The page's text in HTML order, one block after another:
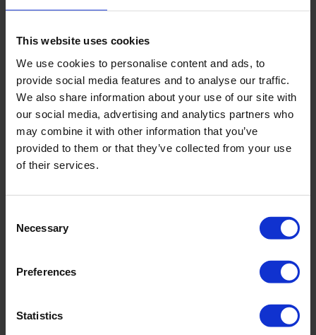
This website uses cookies
We use cookies to personalise content and ads, to
provide social media features and to analyse our traffic.
We also share information about your use of our site with
our social media, advertising and analytics partners who
may combine it with other information that you’ve
provided to them or that they’ve collected from your use
of their services.
Selection
Necessary
Preferences
Statistics
kommerziellen und technischen Projekte auf der
können.”
Bei Roam Technology liegt die Wissenschaft in
unserer DNA. Die Erforschung unserer aktuellen und